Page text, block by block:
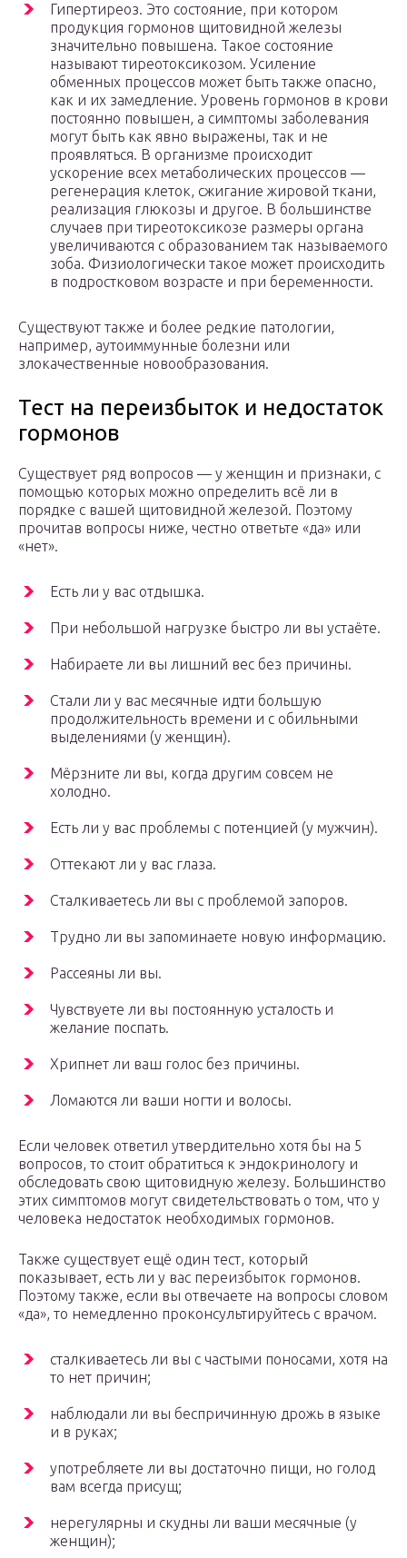
Гипертиреоз. Это состояние, при котором
продукция гормонов щитовидной железы
значительно повышена. Такое состояние
называют тиреотоксикозом. Усиление
обменных процессов может быть также опасно,
как и их замедление. Уровень гормонов в крови
постоянно повышен, а симптомы заболевания
могут быть как явно выражены, так и не
проявляться. В организме происходит
ускорение всех метаболических процессов —
регенерация клеток, сжигание жировой ткани,
реализация глюкозы и другое. В большинстве
случаев при тиреотоксикозе размеры органа
увеличиваются с образованием так называемого
зоба. Физиологически такое может происходить
в подростковом возрасте и при беременности.
Существуют также и более редкие патологии,
например, аутоиммунные болезни или
злокачественные новообразования.
Тест на переизбыток и недостаток
гормонов
Существует ряд вопросов — у женщин и признаки, с
помощью которых можно определить всё ли в
порядке с вашей щитовидной железой. Поэтому
прочитав вопросы ниже, честно ответьте «да» или
«нет».
Есть ли у вас отдышка.
При небольшой нагрузке быстро ли вы устаёте.
Набираете ли вы лишний вес без причины.
Стали ли у вас месячные идти большую
продолжительность времени и с обильными
выделениями (у женщин).
Мёрзните ли вы, когда другим совсем не
холодно.
Есть ли у вас проблемы с потенцией (у мужчин).
Оттекают ли у вас глаза.
Сталкиваетесь ли вы с проблемой запоров.
Трудно ли вы запоминаете новую информацию.
Рассеяны ли вы.
Чувствуете ли вы постоянную усталость и
желание поспать.
Хрипнет ли ваш голос без причины.
Ломаются ли ваши ногти и волосы.
Если человек ответил утвердительно хотя бы на 5
вопросов, то стоит обратиться к эндокринологу и
обследовать свою щитовидную железу. Большинство
этих симптомов могут свидетельствовать о том, что у
человека недостаток необходимых гормонов.
Также существует ещё один тест, который
показывает, есть ли у вас переизбыток гормонов.
Поэтому также, если вы отвечаете на вопросы словом
«да», то немедленно проконсультируйтесь с врачом.
сталкиваетесь ли вы с частыми поносами, хотя на
то нет причин;
наблюдали ли вы беспричинную дрожь в языке
и в руках;
употребляете ли вы достаточно пищи, но голод
вам всегда присущ;
нерегулярны и скудны ли ваши месячные (у
женщин);